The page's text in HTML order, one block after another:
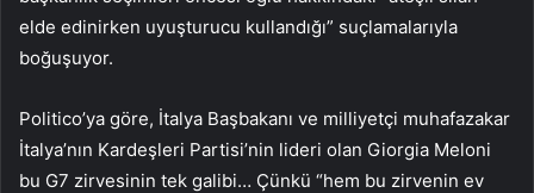
elde edinirken uyuşturucu kullandığı” suçlamalarıyla
boğuşuyor.
Politico’ya göre, İtalya Baş­bakanı ve milliyetçi muha­fazakar
İtalya’nın Kardeşleri Partisi’nin lideri olan Giorgia Meloni
bu G7 zirvesinin tek galibi… Çünkü “hem bu zir­venin ev